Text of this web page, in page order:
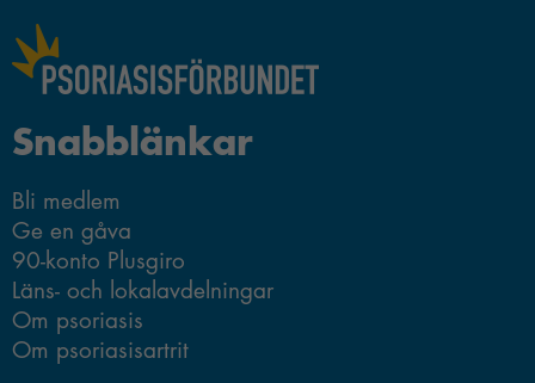
Snabblänkar
Bli medlem
Ge en gåva
90-konto Plusgiro
Läns- och lokalavdelningar
Om psoriasis
Om psoriasisartrit
taget ska
fungera.